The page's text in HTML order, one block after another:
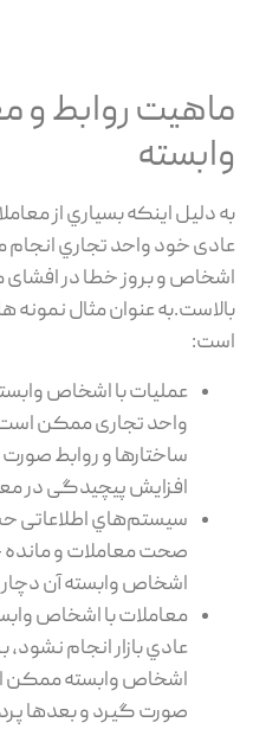
ماهیت روابط و
وابسته
به دلیل اینکه بسیاري از
عادی خود واحد تجاري
اشخاص و بروز خطا در
بالاست.به عنوان مثال نمونه
است:
عملیات با اشخاص
واحد تجاری ممکن است
ساختارها و روابط
افزایش پیچیدگی در
سیستم‌هاي
صحت معاملات و مانده
اشخاص وابسته آن دچار
معاملات با اشخاص
عادي بازار انجام نشود،
اشخاص وابسته ممکن
صورت گیرد و بعدها